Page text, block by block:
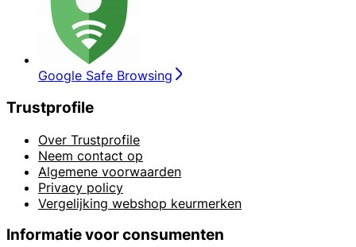
Google Safe Browsing
Trustprofile
Over Trustprofile
Neem contact op
Algemene voorwaarden
Privacy policy
Vergelijking webshop keurmerken
Informatie voor consumenten